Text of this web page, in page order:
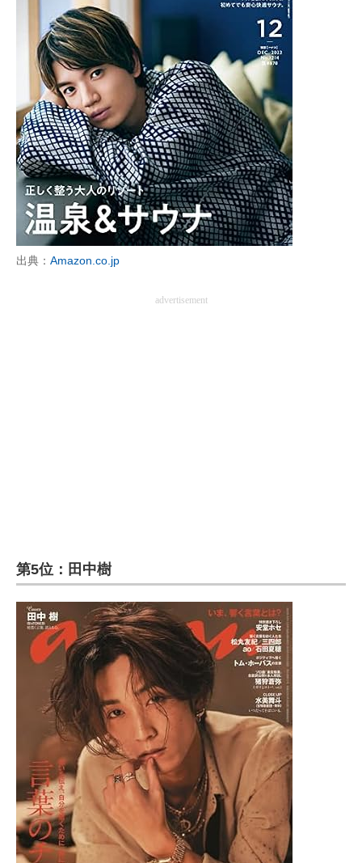
ビジネスと働き方のヒント
AI活用のいまが分かる
企業ITのトレンドを詳説
経営リーダーのコミュニティ
マーケ×ITの今がよく分かる
ITエンジニア向け専門サイト
企業向けIT製品の総合サイト
IT製品の技術・比較・事例
出典： Amazon.co.jp
advertisement
第5位：田中樹